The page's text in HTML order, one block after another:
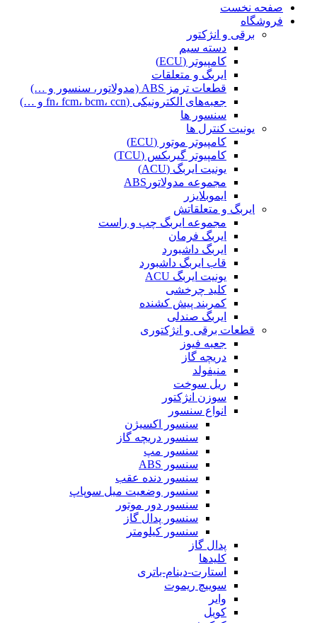
صفحه نخست
فروشگاه
برقی و انژکتور
دسته سیم
کامپیوتر (ECU)
ایربگ و متعلقات
قطعات ترمز ABS (مدولاتور، سنسور و …)
جعبه‌های الکترونیکی (fn، fcm، bcm، ccn و …)
سنسور ها
یونیت کنترل ها
کامپیوتر موتور (ECU)
کامپیوتر گیربکس (TCU)
یونیت ایربگ (ACU)
مجموعه مدولاتورABS
ایموبلایزر
ایربگ و متعلقاتش
مجموعه ایربگ چپ و راست
ایربگ فرمان
ایربگ داشبورد
قاب ایربگ داشبورد
یونیت ایربگ ACU
کلید چرخشی
کمربند پیش کشنده
ایربگ صندلی
قطعات برقی و انژکتوری
جعبه فیوز
دریچه گاز
منیفولد
ریل سوخت
سوزن انژکتور
انواع سنسور
سنسور اکسیژن
سنسور دریچه گاز
سنسور مپ
سنسور ABS
سنسور دنده عقب
سنسور وضعیت میل سوپاپ
سنسور دور موتور
سنسور پدال گاز
سنسور کیلومتر
پدال گاز
کلیدها
استارت-دینام-باتری
سوییچ ریموت
وایر
کویل